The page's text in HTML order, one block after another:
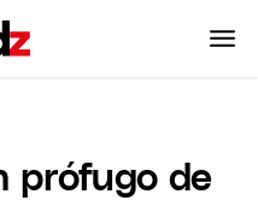
prófugo de